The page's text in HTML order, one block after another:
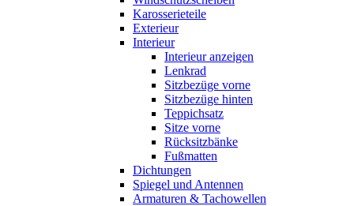
Karosserieteile
Exterieur
Interieur
Interieur anzeigen
Lenkrad
Sitzbezüge vorne
Sitzbezüge hinten
Teppichsatz
Sitze vorne
Rücksitzbänke
Fußmatten
Dichtungen
Spiegel und Antennen
Armaturen & Tachowellen